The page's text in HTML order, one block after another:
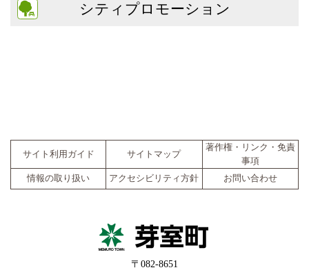
シティプロモーション
サイト利用ガイド サイトマップ
著作権・リンク・免責
事項
情報の取り扱い
アクセシビリティ方針 お問い合わせ
〒082-8651